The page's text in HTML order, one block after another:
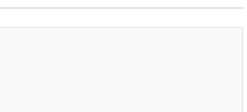
gününden itibaren zaman zaman